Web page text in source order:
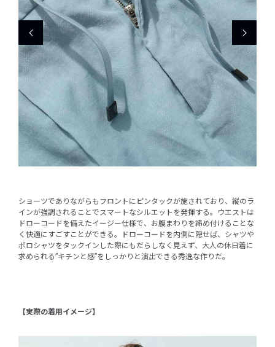
ショーツでありながらもフロントにピンタックが施されており、縦のラ
インが強調されることでスマートなシルエットを発揮する。ウエストは
ドローコードを備えたイージー仕様で、お腹まわりを締め付けることな
く快適にすごすことができる。ドローコードを内側に隠せば、シャツや
ポロシャツをタックインした際にもだらしなく見えず、大人の休日着に
求められる”キチンと感”をしっかりと演出できる秀逸な作りだ。
【実際の着用イメージ】